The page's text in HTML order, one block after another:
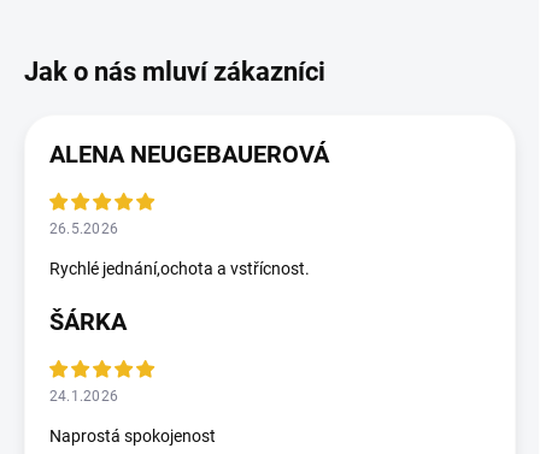
ALENA NEUGEBAUEROVÁ
26.5.2026
Rychlé jednání,ochota a vstřícnost.
ŠÁRKA
24.1.2026
Naprostá spokojenost